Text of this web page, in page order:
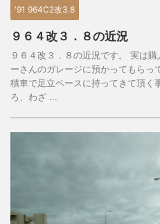
'91 964C2改3.8
９６４改３．８の近況
９６４改３．８の近況です。 実は
ーさんのガレージに預かってもらっ
積車で足立ベースに持ってきて頂く
ろ、わざ ...